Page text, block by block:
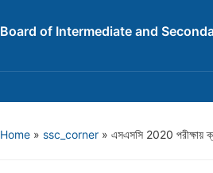
Board of Intermediate and
Home » ssc_corner » এসএসসি 2020 পরীক্ষায়